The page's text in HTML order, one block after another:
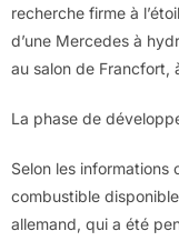
recherche firme à
d’une Mercedes à
au salon de Francfort,
La phase de
Selon les informations
combustible
allemand, qui a été